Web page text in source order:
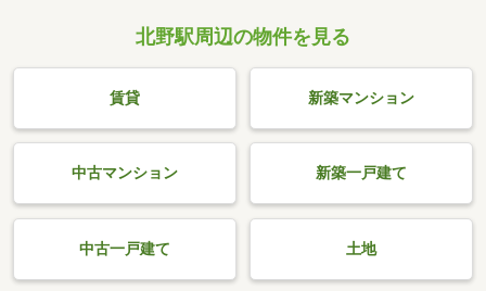
北野駅周辺の物件を見る
賃貸 新築マンション
中古マンション 新築一戸建て
中古一戸建て 土地